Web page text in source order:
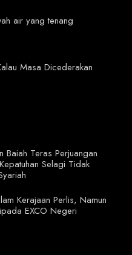
air yang tenang
Masa Dicederakan
Baiah Teras Perjuangan
Selagi Tidak
Kerajaan Perlis, Namun
EXCO Negeri